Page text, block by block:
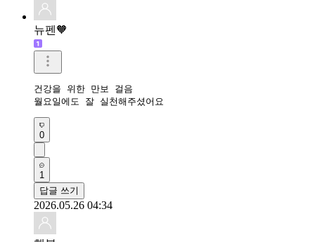
뉴펜🧡
건강을 위한 만보 걸음
월요일에도 잘 실천해주셨어요
0
1
답글 쓰기
2026.05.26 04:34